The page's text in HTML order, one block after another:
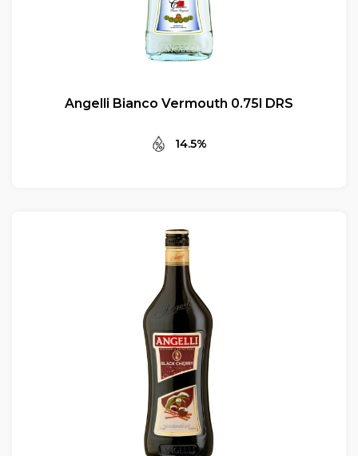
Angelli Bianco Vermouth 0.75l DRS
14.5%